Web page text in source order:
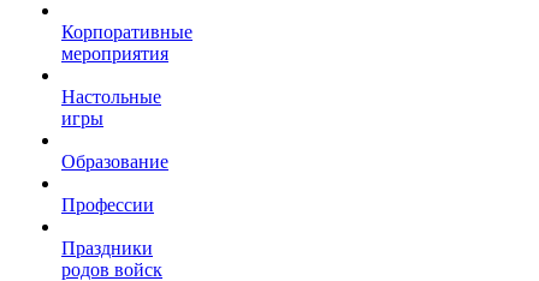
Корпоративные
мероприятия
Настольные
игры
Образование
Профессии
Праздники
родов войск